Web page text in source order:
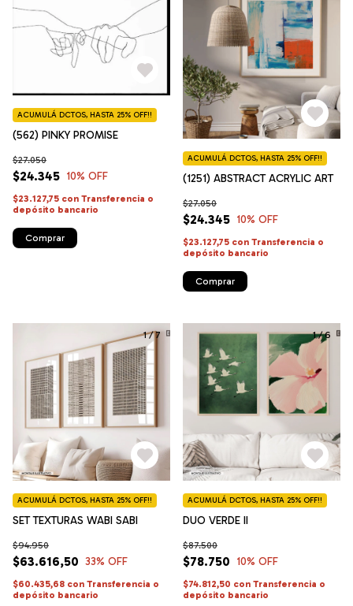
(562) PINKY PROMISE
$24.345
$27.050
10% OFF
ACUMULÁ DCTOS, HASTA 25% OFF!!
$23.127,75 con Transferencia o
depósito bancario
Comprar
(1251) ABSTRACT ACRYLIC ART
$24.345
$27.050
10% OFF
ACUMULÁ DCTOS, HASTA 25% OFF!!
$23.127,75 con Transferencia o
depósito bancario
Comprar
1/7
SET TEXTURAS WABI SABI
$63.616,50
$94.950
33% OFF
ACUMULÁ DCTOS, HASTA 25% OFF!!
$60.435,68 con Transferencia o
depósito bancario
1/6
DUO VERDE II
$78.750
$87.500
10% OFF
ACUMULÁ DCTOS, HASTA 25% OFF!!
$74.812,50 con Transferencia o
depósito bancario